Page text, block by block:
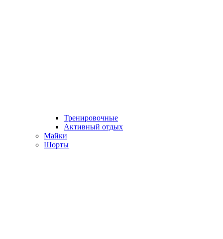
Тренировочные
Активный отдых
Майки
Шорты